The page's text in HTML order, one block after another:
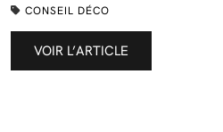
CONSEIL DÉCO
VOIR L’ARTICLE